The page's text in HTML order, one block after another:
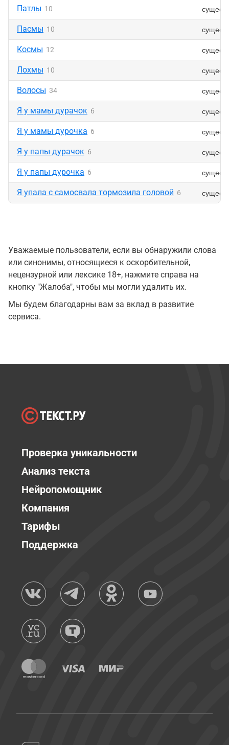
Патлы 10
Пасмы 10
Космы 12
Лохмы 10
Волосы 34
Я у мамы дурачок 6
Я у мамы дурочка 6
Я у папы дурачок 6
Я у папы дурочка 6
Я упала с самосвала тормозила головой 6
Уважаемые пользователи, если вы обнаружили слова
или синонимы, относящиеся к оскорбительной,
нецензурной или лексике 18+, нажмите справа на
кнопку "Жалоба", чтобы мы могли удалить их.
Мы будем благодарны вам за вклад в развитие
сервиса.
Проверка уникальности
Анализ текста
Нейропомощник
Компания
Тарифы
Поддержка